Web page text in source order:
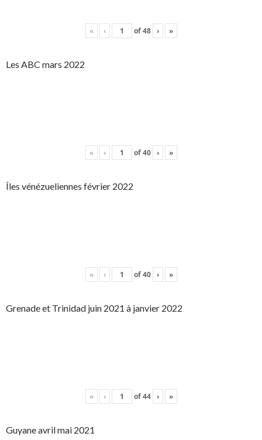
« ‹ of48 › »
Les ABC mars 2022
« ‹ of40 › »
Îles vénézueliennes février 2022
« ‹ of40 › »
Grenade et Trinidad juin 2021 à janvier 2022
« ‹ of44 › »
Guyane avril mai 2021